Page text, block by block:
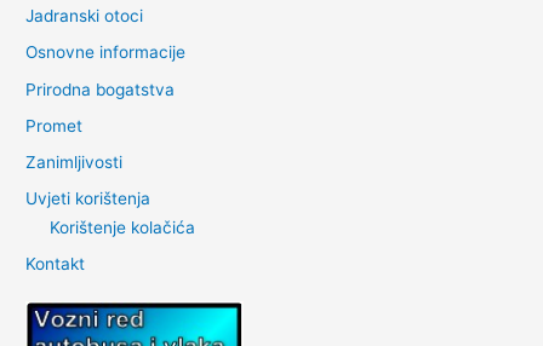
Jadranski otoci
Osnovne informacije
Prirodna bogatstva
Promet
Zanimljivosti
Uvjeti korištenja
Korištenje kolačića
Kontakt